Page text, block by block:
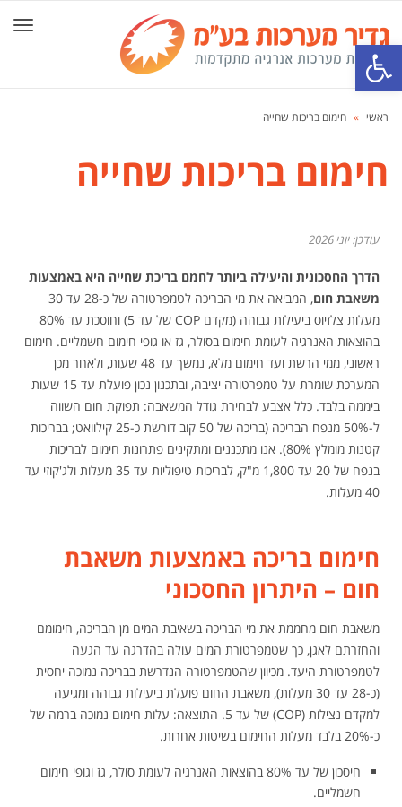
פתח סרגל נגישות
ראשי » חימום בריכות שחייה
חימום בריכות שחייה
עודכן: יוני 2026
הדרך החסכונית והיעילה ביותר לחמם בריכת שחייה היא באמצעות
משאבת חום
, המביאה את מי הבריכה לטמפרטורה של כ-28 עד 30
מעלות צלזיוס ביעילות גבוהה (מקדם COP של עד 5) וחוסכת עד 80%
בהוצאות האנרגיה לעומת חימום בסולר, גז או גופי חימום חשמליים. חימום
ראשוני, ממי הרשת ועד חימום מלא, נמשך עד 48 שעות, ולאחר מכן
המערכת שומרת על טמפרטורה יציבה, ובתכנון נכון פועלת עד 15 שעות
ביממה בלבד. כלל אצבע לבחירת גודל המשאבה: תפוקת חום השווה
ל-50% מנפח הבריכה (בריכה של 50 קוב דורשת כ-25 קילוואט; בבריכות
קטנות מומלץ 80%). אנו מתכננים ומתקינים פתרונות חימום לבריכות
בנפח של 20 עד 1,800 מ"ק, לבריכות טיפוליות עד 35 מעלות ולג'קוזי עד
40 מעלות.
חימום בריכה באמצעות משאבת
חום – היתרון החסכוני
משאבת חום מחממת את מי הבריכה בשאיבת המים מן הבריכה, חימומם
והחזרתם לאגן, כך שטמפרטורת המים עולה בהדרגה עד הגעה
לטמפרטורת היעד. מכיוון שהטמפרטורה הנדרשת בבריכה נמוכה יחסית
(כ-28 עד 30 מעלות), משאבת החום פועלת ביעילות גבוהה ומגיעה
למקדם נצילות (COP) של עד 5. התוצאה: עלות חימום נמוכה ברמה של
כ-20% בלבד מעלות החימום בשיטות אחרות.
חיסכון של עד 80% בהוצאות האנרגיה לעומת סולר, גז וגופי חימום
חשמליים.